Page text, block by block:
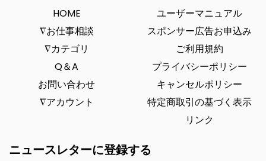
HOME
∇お仕事相談
∇カテゴリ
Q＆A
お問い合わせ
∇アカウント
ユーザーマニュアル
スポンサー広告お申込み
ご利用規約
プライバシーポリシー
キャンセルポリシー
特定商取引の基づく表示
リンク
ニュースレターに登録する